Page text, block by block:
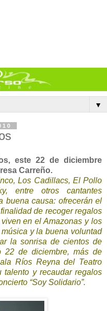
▼
este 22 de diciembre
Carreño.
Los Cadillacs, El Pollo
entre otros cantantes
buena causa: ofrecerán el
de recoger regalos
en el Amazonas y los
y la buena voluntad
la sonrisa de cientos de
22 de diciembre, más de
Ríos Reyna del Teatro
talento y recaudar regalos
“Soy Solidario”.